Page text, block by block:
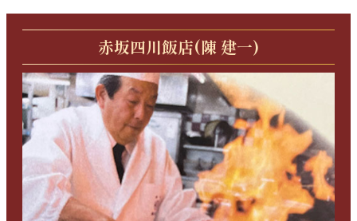
赤坂四川飯店(陳 建一)